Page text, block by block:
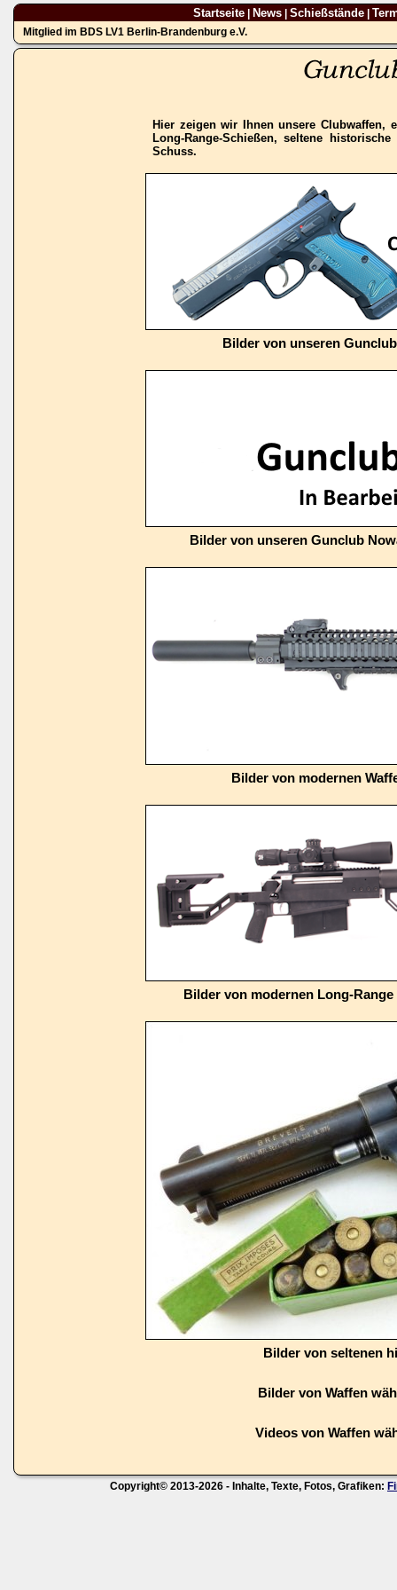
Startseite| News| Schießstände|
Mitglied im BDS LV1 Berlin-Brandenburg e.V.
Hier zeigen wir Ihnen unsere Clubwaffen,
Long-Range-Schießen, seltene
Schuss.
Bilder von unseren
Bilder von unseren Gunclub
Bilder von modernen
Bilder von modernen Long-
Bilder von seltenen
Bilder von Waffen
Videos von Waffen
Copyright© 2013-2026 - Inhalte, Texte, Fotos, Grafiken: